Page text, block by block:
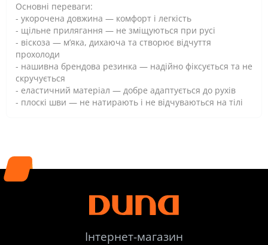
Основні переваги:
- укорочена довжина — комфорт і легкість
- щільне прилягання — не зміщуються при русі
- віскоза — м’яка, дихаюча та створює відчуття
прохолоди
- нашивна брендова резинка — надійно фіксується та не
скручується
- еластичний матеріал — добре адаптується до рухів
- плоскі шви — не натирають і не відчуваються на тілі
Інтернет-магазин